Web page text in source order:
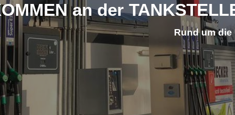
an der
Rund um